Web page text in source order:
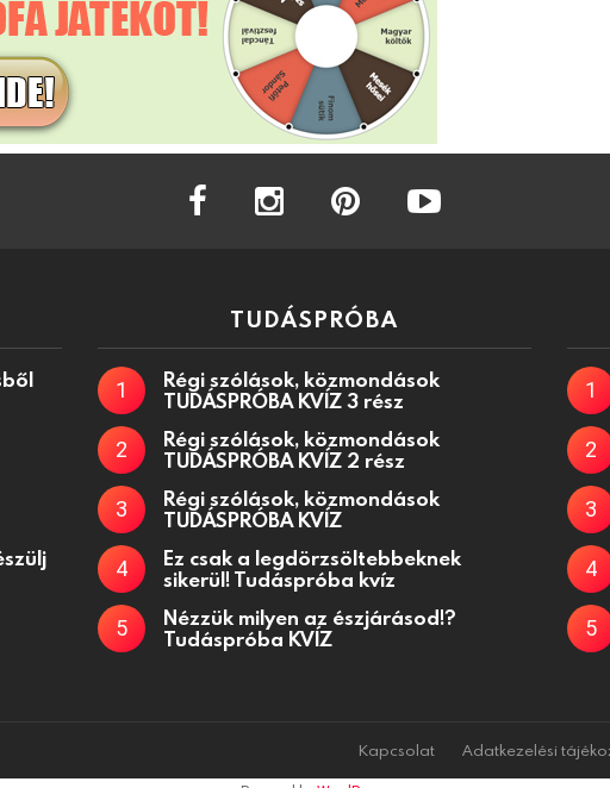
facebook instagram
TUDÁSPRÓBA
Régi szólások, közmondások
TUDÁSPRÓBA KVÍZ 3 rész
Régi szólások, közmondások
TUDÁSPRÓBA KVÍZ 2 rész
Régi szólások, közmondások
TUDÁSPRÓBA KVÍZ
Ez csak a legdörzsöltebbeknek
sikerül! Tudáspróba kvíz
Nézzük milyen az észjárásod!?
Tudáspróba KVÍZ
Kapcsolat Adatkezelési